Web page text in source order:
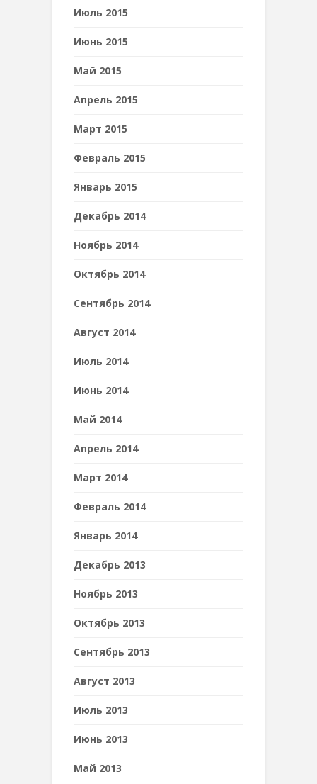
Июль 2015
Июнь 2015
Май 2015
Апрель 2015
Март 2015
Февраль 2015
Январь 2015
Декабрь 2014
Ноябрь 2014
Октябрь 2014
Сентябрь 2014
Август 2014
Июль 2014
Июнь 2014
Май 2014
Апрель 2014
Март 2014
Февраль 2014
Январь 2014
Декабрь 2013
Ноябрь 2013
Октябрь 2013
Сентябрь 2013
Август 2013
Июль 2013
Июнь 2013
Май 2013